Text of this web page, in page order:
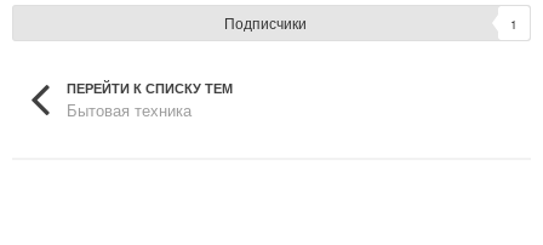
Подписчики 1
ПЕРЕЙТИ К СПИСКУ ТЕМ
Бытовая техника